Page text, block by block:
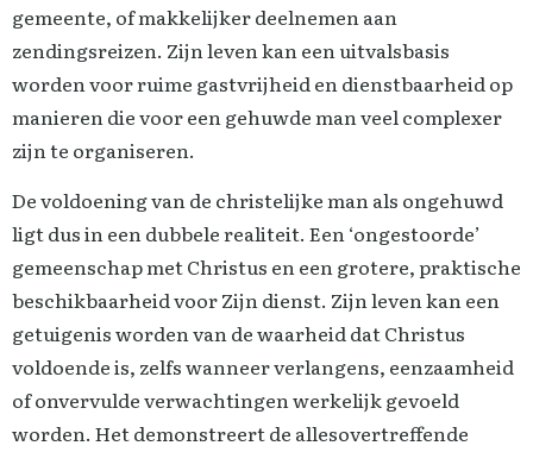
gemeente, of makkelijker deelnemen aan
zendingsreizen. Zijn leven kan een uitvalsbasis
worden voor ruime gastvrijheid en dienstbaarheid op
manieren die voor een gehuwde man veel complexer
zijn te organiseren.
De voldoening van de christelijke man als ongehuwd
ligt dus in een dubbele realiteit. Een ‘ongestoorde’
gemeenschap met Christus en een grotere, praktische
beschikbaarheid voor Zijn dienst. Zijn leven kan een
getuigenis worden van de waarheid dat Christus
voldoende is, zelfs wanneer verlangens, eenzaamheid
of onvervulde verwachtingen werkelijk gevoeld
worden. Het demonstreert de allesovertreffende